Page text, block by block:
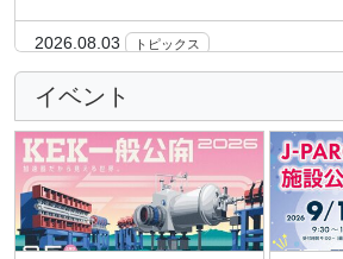
不安定で作れなかった「ホウ素版グラフ
表面で実現 - 次世代量子材料開発の加速
設計手法
2026.06.26 プレスリリース
軟X線吸収分光法を用いたリン酸の二重
2026.06.24 プレスリリース
2026.08.03 トピックス
韓国とハイパーカミオカンデ計画に関す
属書を締結
2026.08.03 トピックス
「KEKビジョン2026オープンシンポジ
2026.07.31 お知らせ
イベント